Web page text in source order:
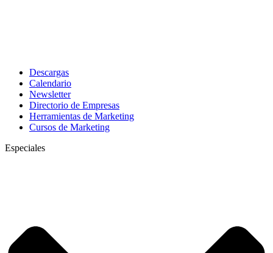
Descargas
Calendario
Newsletter
Directorio de Empresas
Herramientas de Marketing
Cursos de Marketing
Especiales